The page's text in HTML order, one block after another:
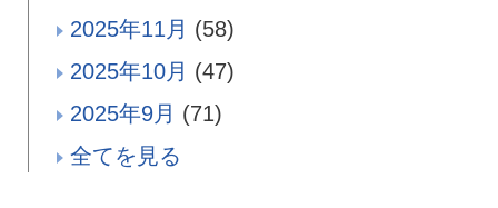
2025年11月 (58)
2025年10月 (47)
2025年9月 (71)
全てを見る